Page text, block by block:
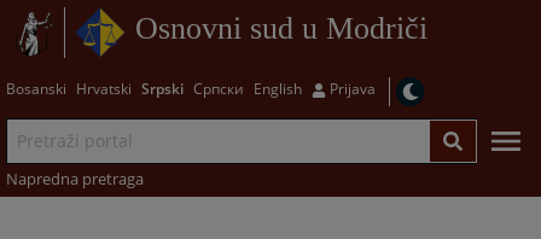
Osnovni sud u Modriči
Bosanski Hrvatski Srpski Српски English Prijava
Napredna pretraga